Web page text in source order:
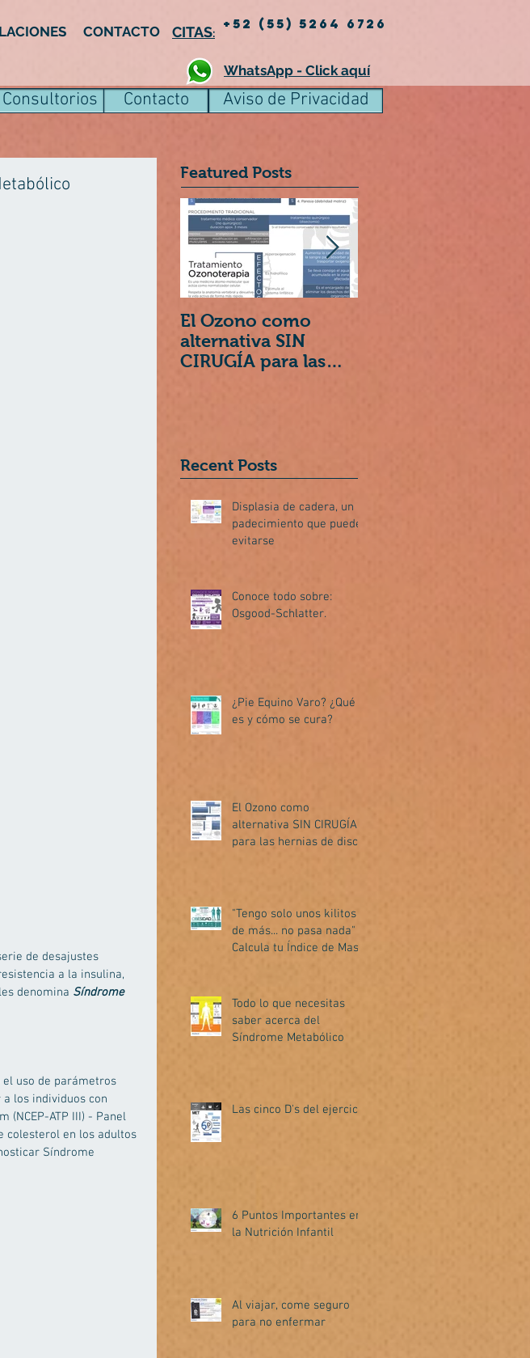
CONTACTO CITAS:
+52 (55) 5264 6726
WhatsApp - Click aquí
Contacto Aviso de Privacidad
de desajustes
a la insulina,
denomina Síndrome
uso de parámetros
los individuos con
(NCEP-ATP III) - Panel
colesterol en los adultos
Síndrome
Featured Posts
El Ozono como
alternativa SIN
CIRUGÍA para las
Recent Posts
Displasia de cadera, un
padecimiento que puede
evitarse
Conoce todo sobre:
Osgood-Schlatter.
¿Pie Equino Varo? ¿Qué
es y cómo se cura?
El Ozono como
alternativa SIN CIRUGÍA
para las hernias de disco.
"Tengo solo unos kilitos
de más... no pasa nada" -
Calcula tu Índice de Masa
Todo lo que necesitas
saber acerca del
Síndrome Metabólico
Las cinco D's del ejercicio
6 Puntos Importantes en
la Nutrición Infantil
Al viajar, come seguro
para no enfermar